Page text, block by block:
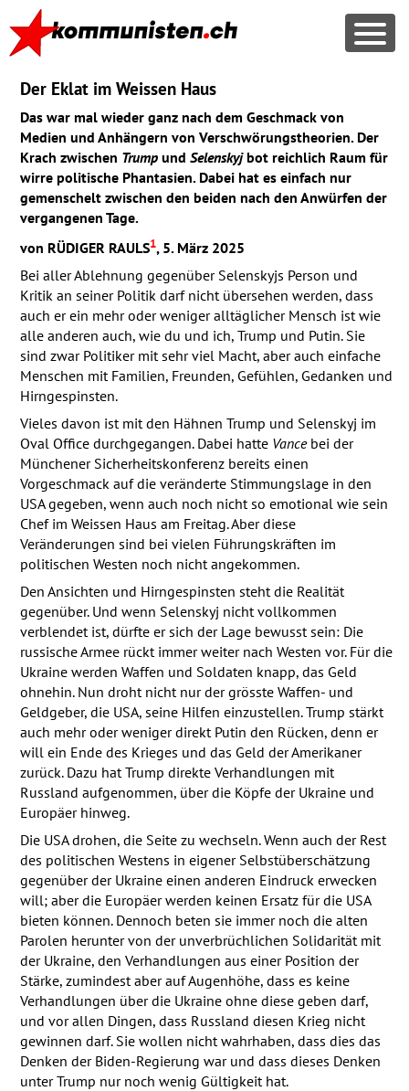
Der Eklat im Weissen Haus
Das war mal wieder ganz nach dem Geschmack von
Medien und Anhängern von Verschwörungstheorien. Der
Krach zwischen Trumpund Selenskyjbot reichlich Raum für
wirre politische Phantasien. Dabei hat es einfach nur
gemenschelt zwischen den beiden nach den Anwürfen der
vergangenen Tage.
von RÜDIGER RAULS1, 5. März 2025
Bei aller Ablehnung gegenüber Selenskyjs Person und
Kritik an seiner Politik darf nicht übersehen werden, dass
auch er ein mehr oder weniger alltäglicher Mensch ist wie
alle anderen auch, wie du und ich, Trump und Putin. Sie
sind zwar Politiker mit sehr viel Macht, aber auch einfache
Menschen mit Familien, Freunden, Gefühlen, Gedanken und
Hirngespinsten.
Vieles davon ist mit den Hähnen Trump und Selenskyj im
Oval Office durchgegangen. Dabei hatte Vancebei der
Münchener Sicherheitskonferenz bereits einen
Vorgeschmack auf die veränderte Stimmungslage in den
USAgegeben, wenn auch noch nicht so emotional wie sein
Chef im Weissen Haus am Freitag. Aber diese
Veränderungen sind bei vielen Führungskräften im
politischen Westen noch nicht angekommen.
Den Ansichten und Hirngespinsten steht die Realität
gegenüber. Und wenn Selenskyj nicht vollkommen
verblendet ist, dürfte er sich der Lage bewusst sein: Die
russische Armee rückt immer weiter nach Westen vor. Für die
Ukraine werden Waffen und Soldaten knapp, das Geld
ohnehin. Nun droht nicht nur der grösste Waffen- und
Geldgeber, die USA, seine Hilfen einzustellen. Trump stärkt
auch mehr oder weniger direkt Putin den Rücken, denn er
will ein Ende des Krieges und das Geld der Amerikaner
zurück. Dazu hat Trump direkte Verhandlungen mit
Russland aufgenommen, über die Köpfe der Ukraine und
Europäer hinweg.
Die USAdrohen, die Seite zu wechseln. Wenn auch der Rest
des politischen Westens in eigener Selbstüberschätzung
gegenüber der Ukraine einen anderen Eindruck erwecken
will; aber die Europäer werden keinen Ersatz für die USA
bieten können. Dennoch beten sie immer noch die alten
Parolen herunter von der unverbrüchlichen Solidarität mit
der Ukraine, den Verhandlungen aus einer Position der
Stärke, zumindest aber auf Augenhöhe, dass es keine
Verhandlungen über die Ukraine ohne diese geben darf,
und vor allen Dingen, dass Russland diesen Krieg nicht
gewinnen darf. Sie wollen nicht wahrhaben, dass dies das
Denken der Biden-Regierung war und dass dieses Denken
unter Trump nur noch wenig Gültigkeit hat.